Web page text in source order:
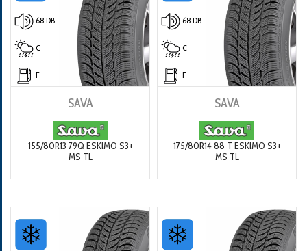
68 DB
C
F
SAVA
155/80R13 79Q ESKIMO S3+
MS TL
68 DB
C
F
SAVA
175/80R14 88 T ESKIMO S3+
MS TL